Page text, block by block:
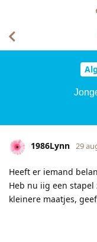
1986Lynn 29
Heeft er iemand
Heb nu iig een
kleinere maatjes,